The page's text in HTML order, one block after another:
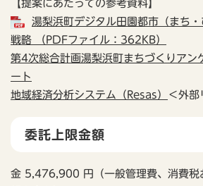
【提案にあたっての参考資料】
湯梨浜町デジタル田園都市（まち
戦略 （PDFファイル：362KB）
第4次総合計画湯梨浜町まちづくりアン
ート
地域経済分析システム（Resas）
＜外部
委託上限金額
金 5,476,900 円（一般管理費、消費税